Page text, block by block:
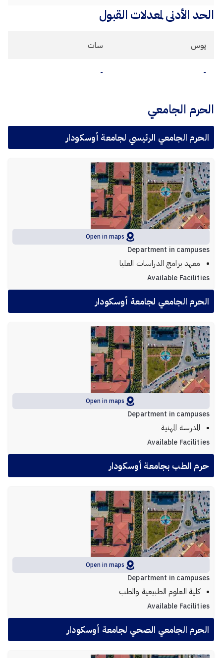
الحد الأدنى لمعدلات القبول
يوس سات
-
-
الحرم الجامعي
الحرم الجامعي الرئيسي لجامعة أوسكودار
Open in maps
Department in campuses
معهد برامج الدراسات العليا
Available Facilities
الحرم الجامعي لجامعة أوسكودار
Open in maps
Department in campuses
المدرسة المهنية
Available Facilities
حرم الطب بجامعة أوسكودار
Open in maps
Department in campuses
كلية العلوم الطبيعية والطب
Available Facilities
الحرم الجامعي الصحي لجامعة أوسكودار